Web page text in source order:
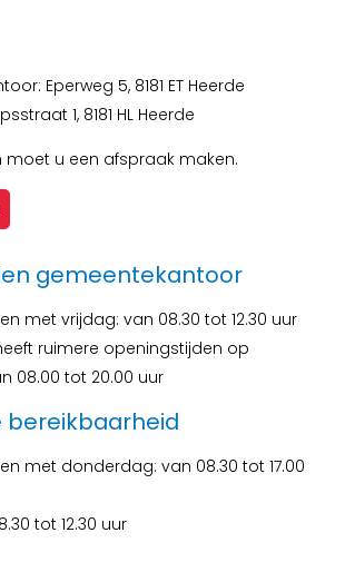
Eperweg 5, 8181 ET Heerde
1, 8181 HL Heerde
moet u een afspraak maken.
gemeentekantoor
met vrijdag: van 08.30 tot 12.30 uur
ruimere openingstijden op
08.00 tot 20.00 uur
bereikbaarheid
met donderdag: van 08.30 tot 17.00
tot 12.30 uur